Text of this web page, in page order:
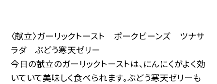
〈献立〉ガーリックトースト ポークビーンズ ツナサ
ラダ ぶどう寒天ゼリー
今日の献立のガーリックトーストは、にんにくがよく効
いていて美味しく食べられます。ぶどう寒天ゼリーも